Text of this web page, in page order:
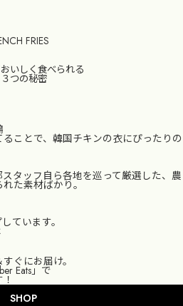
SERVICE
FRIES
いしく食べられる
３つの秘密
ことで、韓国チキンの衣にぴったりの
タッフ自ら各地を巡って厳選した、農
た素材ばかり。
ています。
ぐにお届け。
Eats」で
SHOP